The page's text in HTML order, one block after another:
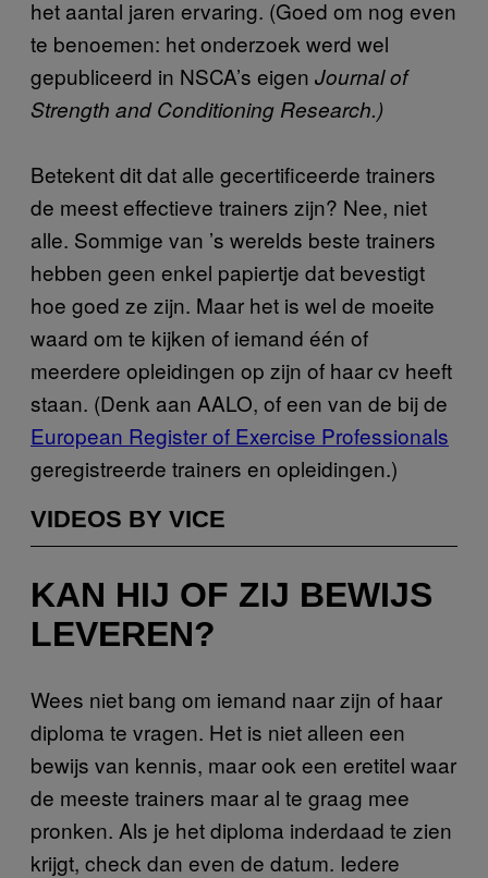
het aantal jaren ervaring. (Goed om nog even
te benoemen: het onderzoek werd wel
gepubliceerd in NSCA’s eigen Journal of
Strength and Conditioning Research.)
Betekent dit dat alle gecertificeerde trainers
de meest effectieve trainers zijn? Nee, niet
alle. Sommige van ’s werelds beste trainers
hebben geen enkel papiertje dat bevestigt
hoe goed ze zijn. Maar het is wel de moeite
waard om te kijken of iemand één of
meerdere opleidingen op zijn of haar cv heeft
staan. (Denk aan AALO, of een van de bij de
European Register of Exercise Professionals
geregistreerde trainers en opleidingen.)
VIDEOS BY VICE
KAN HIJ OF ZIJ BEWIJS
LEVEREN?
Wees niet bang om iemand naar zijn of haar
diploma te vragen. Het is niet alleen een
bewijs van kennis, maar ook een eretitel waar
de meeste trainers maar al te graag mee
pronken. Als je het diploma inderdaad te zien
krijgt, check dan even de datum. Iedere